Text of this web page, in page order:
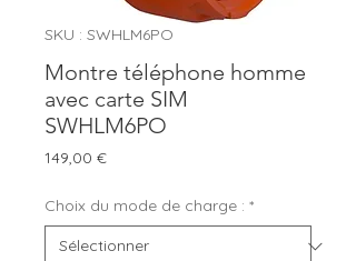
SKU : SWHLM6PO
Montre téléphone homme
avec carte SIM
SWHLM6PO
149,00 €Prix
Choix du mode de charge : *